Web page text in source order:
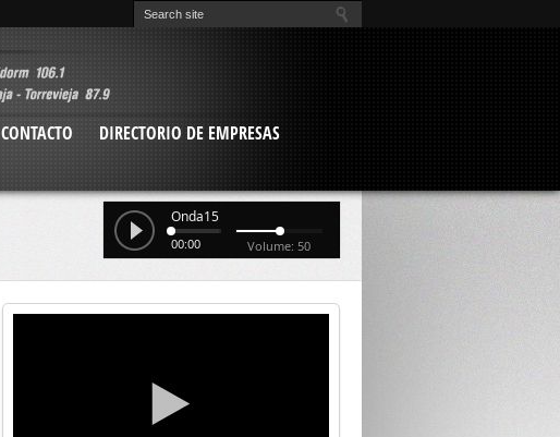
CONTACTO
DIRECTORIO DE EMPRESAS
Onda15
00:00 Volume: 50